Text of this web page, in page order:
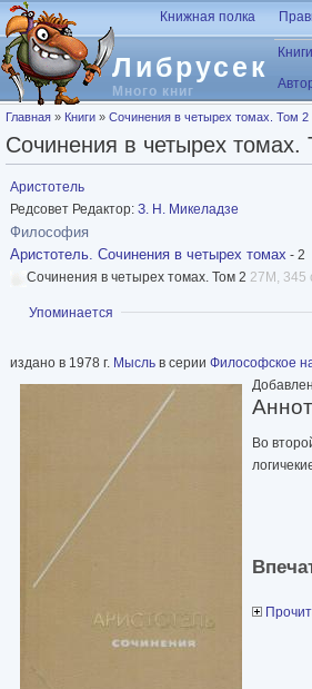
Перейти к основному содержанию
Либрусек
Много книг
Книжная полка
Вы здесь
Главная » Книги » Сочинения в четырех томах. Том 2
Сочинения в четырех томах.
Аристотель
Редсовет Редактор: З. Н. Микеладзе
Философия
Аристотель. Сочинения в четырех томах - 2
Сочинения в четырех томах. Том 2 27M, 345
Показать
Упоминается
издано в 1978 г. Мысль в серии Философское
Во